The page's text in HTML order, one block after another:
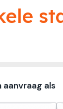
aanvraag als